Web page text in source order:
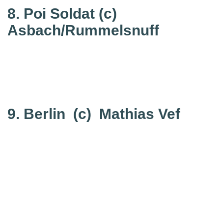
8. Poi Soldat (c)
Asbach/Rummelsnuff
9. Berlin (c) Mathias Vef